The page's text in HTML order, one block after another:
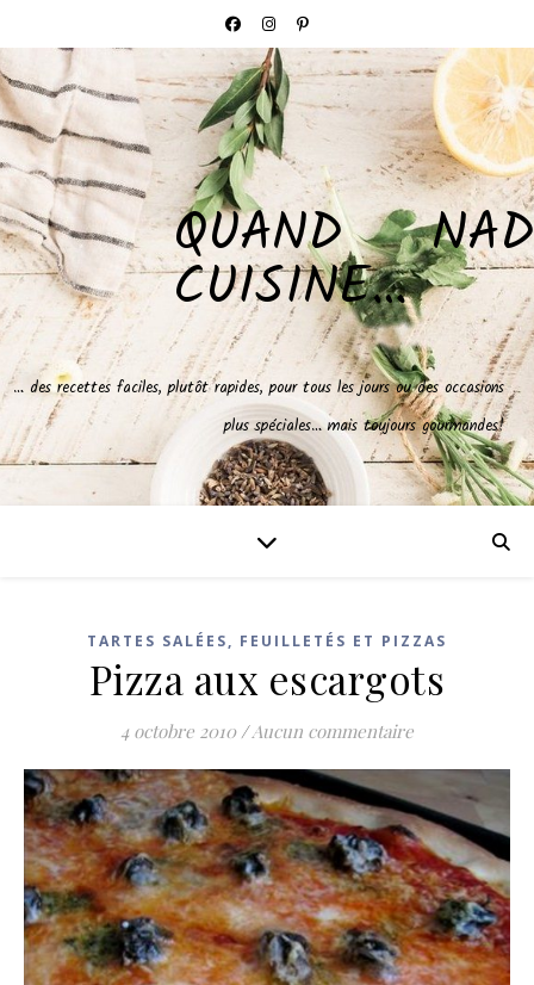
QUAND NAD
CUISINE…
… des recettes faciles, plutôt rapides, pour tous les jours ou des occasions
plus spéciales… mais toujours gourmandes!
TARTES SALÉES, FEUILLETÉS ET PIZZAS
Pizza aux escargots
4 octobre 2010 /Aucun commentaire